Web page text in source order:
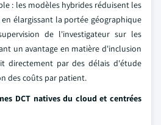
: les modèles hybrides réduisent les
élargissant la portée géographique
de l'investigateur sur les
un avantage en matière d'inclusion
directement par des délais d'étude
des coûts par patient.
DCT natives du cloud et centrées